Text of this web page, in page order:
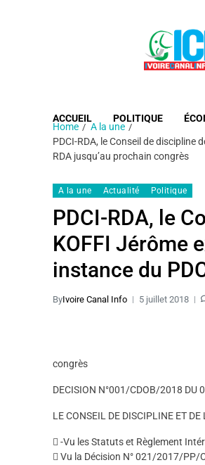
ACCUEIL POLITIQUE
Home
A la une
PDCI-RDA, le Conseil de discipline
RDA jusqu’au prochain congrès
A la une Actualité Politique
PDCI-RDA, le
KOFFI Jérôme
instance du
ByIvoire Canal Info 5 juillet 2018
congrès
DECISION N°001/CDOB/2018 DU
LE CONSEIL DE DISCIPLINE ET DE
 -Vu les Statuts et Règlement
 Vu la Décision N° 021/2017/PP/